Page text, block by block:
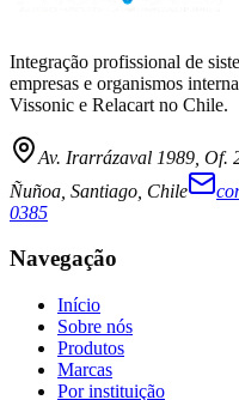
Integração profissional de
empresas e organismos
Vissonic e Relacart no Chile.
Av. Irarrázaval 1989, Of.
Ñuñoa, Santiago, Chile
0385
Navegação
Início
Sobre nós
Produtos
Marcas
Por instituição